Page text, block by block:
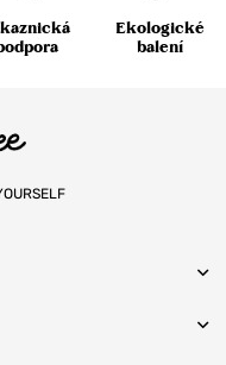
Ekologické
balení